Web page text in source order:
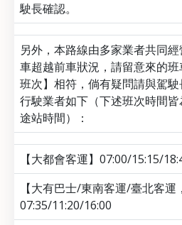
駛長確認。
另外，本路線由多家業者共同
車超越前車狀況，請留意來的
班次】相符，倘有疑問請與駕
行駛業者如下（下述班次時間
途站時間）：
【大都會客運】07:00/15:15/
【大有巴士/東南客運/臺北客運
07:35/11:20/16:00